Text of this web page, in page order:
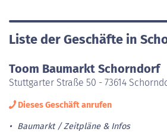
Liste der Geschäfte in
Toom Baumarkt Schorndorf
Stuttgarter Straße 50 - 73614
Dieses Geschäft anrufen
Baumarkt Zeitpläne & Infos